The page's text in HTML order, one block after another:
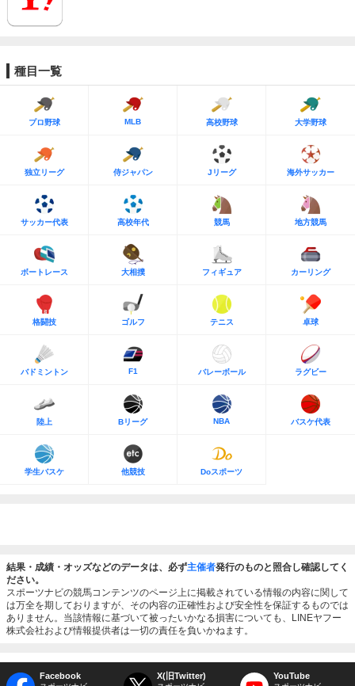
種目一覧
プロ野球 MLB 高校野球 大学野球
独立リーグ 侍ジャパン Jリーグ 海外サッカー
サッカー代表 高校年代 競馬 地方競馬
ボートレース 大相撲 フィギュア カーリング
格闘技 ゴルフ テニス 卓球
バドミントン F1 バレーボール ラグビー
陸上 Bリーグ NBA バスケ代表
学生バスケ 他競技 Doスポーツ
結果・成績・オッズなどのデータは、必ず主催者発行のものと照合し確認してく
ださい。
スポーツナビの競馬コンテンツのページ上に掲載されている情報の内容に関して
は万全を期しておりますが、その内容の正確性および安全性を保証するものでは
ありません。当該情報に基づいて被ったいかなる損害についても、LINEヤフー
株式会社および情報提供者は一切の責任を負いかねます。
Facebook X(旧Twitter) YouTube